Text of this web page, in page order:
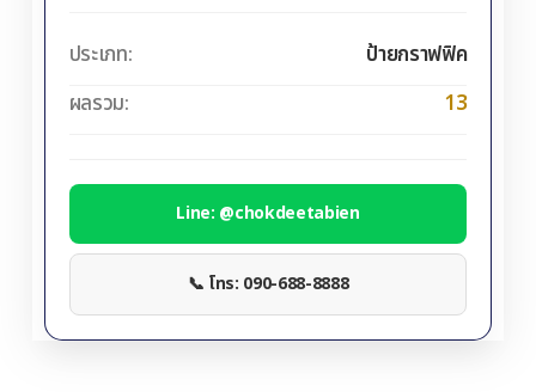
ประเภท:
ป้ายกราฟฟิค
ผลรวม:
13
Line: @chokdeetabien
📞 โทร: 090-688-8888